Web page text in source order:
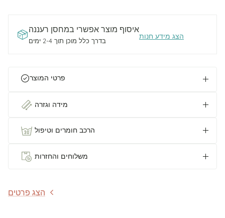
איסוף מוצר אפשרי במחסן רעננה
בדרך כלל מוכן תוך 2-4 ימים הצג מידע חנות
פרטי המוצר
מידה וגזרה
הרכב חומרים וטיפול
משלוחים והחזרות
הצג פרטים